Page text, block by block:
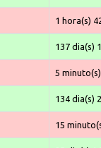
1 hora(s)
137 dia(s)
5
134 dia(s)
15